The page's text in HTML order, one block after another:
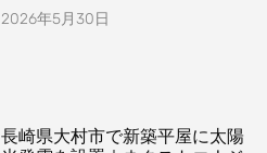
2026年5月30日
長崎県大村市で新築平屋に太陽